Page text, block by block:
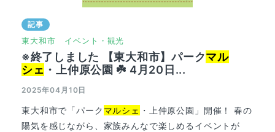
記事
東大和市 イベント・観光
※終了しました 【東大和市】パークマル
シェ ・上仲原公園 ☘️ 4月20日...
2025年04月10日
東大和市で「パーク マルシェ ・上仲原公園」開催！ 春の
陽気を感じながら、家族みんなで楽しめるイベントが